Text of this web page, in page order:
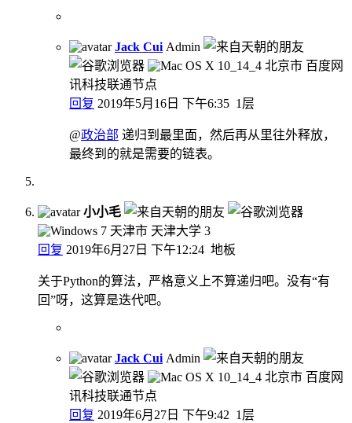
Jack Cui Admin
北京市 百度网
讯科技联通节点
回复 2019年5月16日 下午6:35 1层
@政治部 递归到最里面，然后再从里往外释放，
最终到的就是需要的链表。
小小毛
天津市 天津大学 3
回复 2019年6月27日 下午12:24 地板
关于Python的算法，严格意义上不算递归吧。没有“有
回”呀，这算是迭代吧。
Jack Cui Admin
北京市 百度网
讯科技联通节点
回复 2019年6月27日 下午9:42 1层